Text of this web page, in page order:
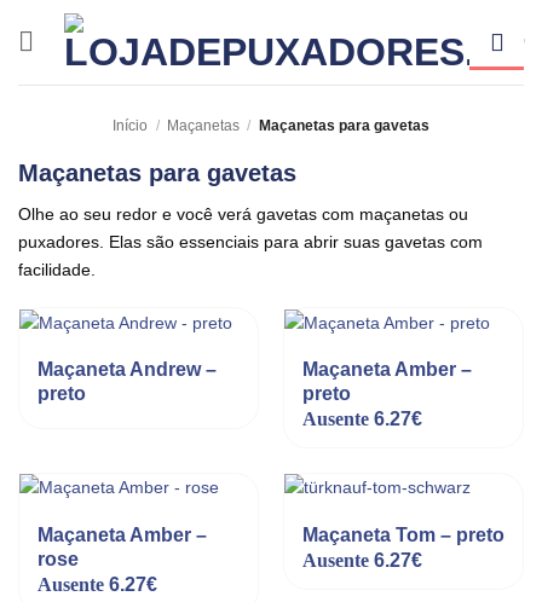
Início / Maçanetas / Maçanetas para gavetas
Maçanetas para gavetas
Olhe ao seu redor e você verá gavetas com maçanetas ou
puxadores. Elas são essenciais para abrir suas gavetas com
facilidade.
Maçaneta Andrew –
preto
Maçaneta Amber –
preto
Ausente 6.27€
Maçaneta Amber –
rose
Ausente 6.27€
Maçaneta Tom – preto
Ausente 6.27€